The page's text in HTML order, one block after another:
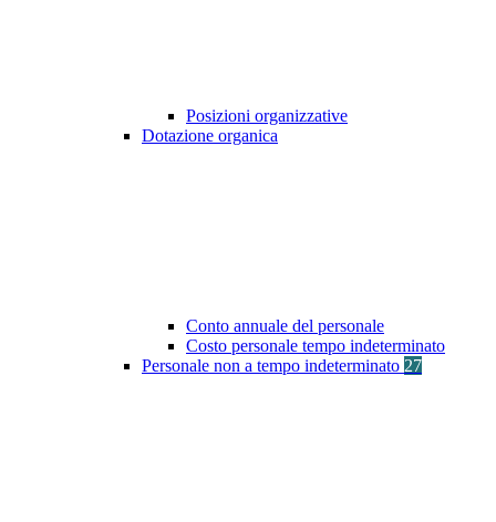
Posizioni organizzative
Dotazione organica
Conto annuale del personale
Costo personale tempo indeterminato
Personale non a tempo indeterminato 27